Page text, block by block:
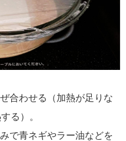
合わせる（加熱が足りな
る）。
で青ネギやラー油などを